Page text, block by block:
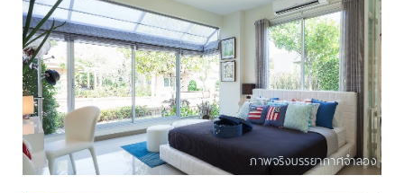
ภาพจริงบรรยากาศจำลอง